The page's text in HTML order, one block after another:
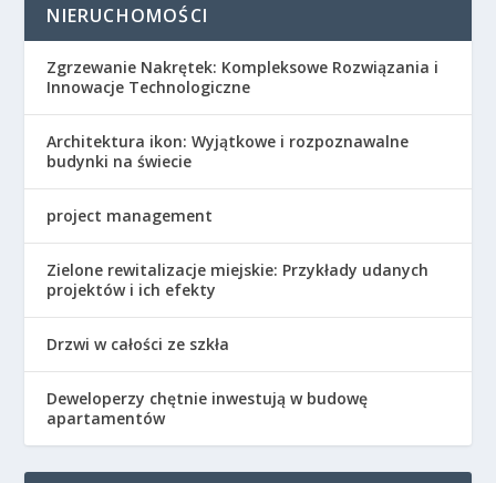
NIERUCHOMOŚCI
Zgrzewanie Nakrętek: Kompleksowe Rozwiązania i
Innowacje Technologiczne
Architektura ikon: Wyjątkowe i rozpoznawalne
budynki na świecie
project management
Zielone rewitalizacje miejskie: Przykłady udanych
projektów i ich efekty
Drzwi w całości ze szkła
Deweloperzy chętnie inwestują w budowę
apartamentów